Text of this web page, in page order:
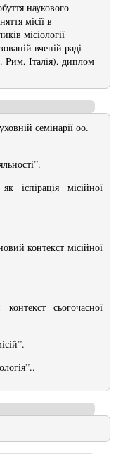
наукового
місії в
місіології
вченій раді
Рим, Італія), диплом
семінарії оо.
іспірація місійної
контекст місійної
сьогочасної